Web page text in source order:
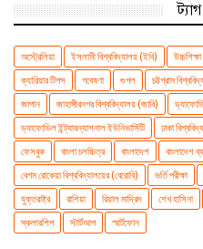
অস্ট্রেলিয়া ইসলামী বিশ্ববিদ্যালয় (ইবি) উচ্চশিক্ষা
ক্যারিয়ার টিপস
গবেষণা গুগল চট্টগ্রাম
জাপান
জাহাঙ্গীরনগর বিশ্ববিদ্যালয় (জাবি)
ড্যাফোডিল ইন্ট্যারন্যাশনাল ইউনিভার্সিটি
ঢাকা
ফেসবুক
বাংলা চলচ্চিত্র বাংলাদেশ বাংলাদেশ
বেগম রোকেয়া বিশ্ববিদ্যালয়ের (বেরোবি)
ভর্তি পরীক্ষা
যুক্তরাষ্ট্র
রাশিয়া রিয়াল মাদ্রিদ শেখ হাসিনা
স্কলারশিপ
স্টার্টআপ স্মার্টফোন